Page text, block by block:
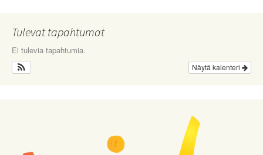
Tulevat tapahtumat
Ei tulevia tapahtumia.
Näytä kalenteri